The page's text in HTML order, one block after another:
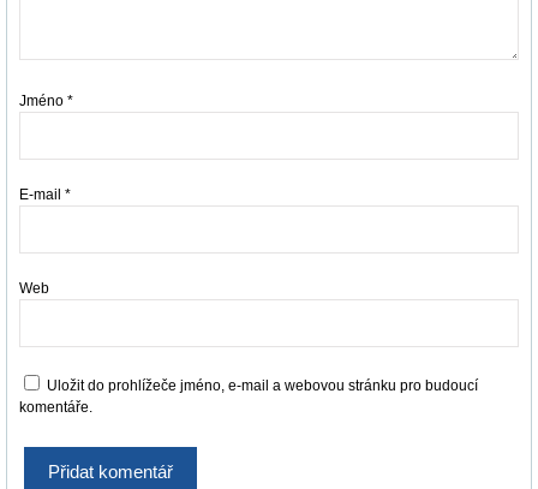
Jméno *
E-mail *
Web
Uložit do prohlížeče jméno, e-mail a webovou stránku pro budoucí
komentáře.